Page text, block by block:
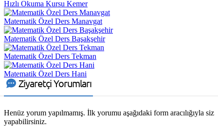
Hızlı Okuma Kursu Kemer
Matematik Özel Ders Manavgat
Matematik Özel Ders Başakşehir
Matematik Özel Ders Tekman
Matematik Özel Ders Hani
Ziyaretçi Yorumları
Henüz yorum yapılmamış. İlk yorumu aşağıdaki form aracılığıyla siz
yapabilirsiniz.